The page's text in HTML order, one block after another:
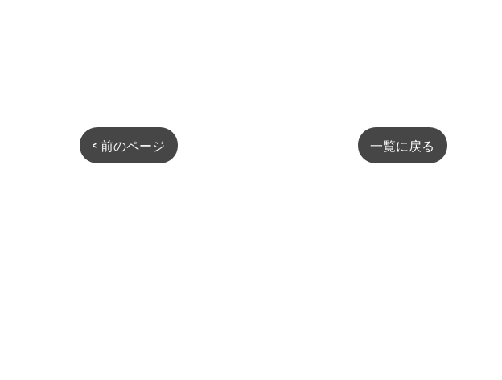
< 前のページ 一覧に戻る